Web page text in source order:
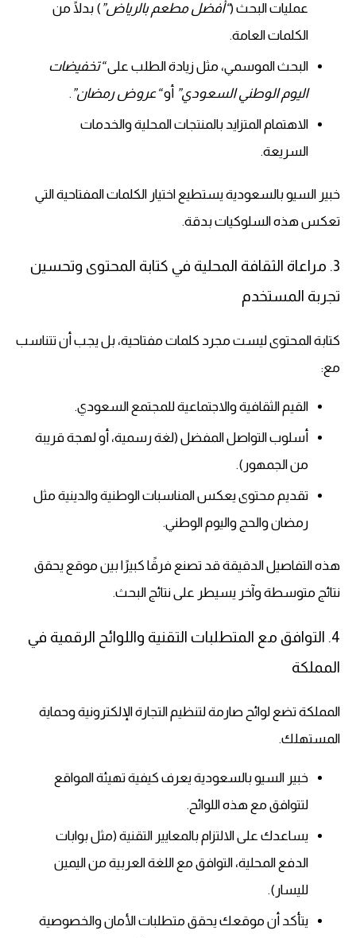
عمليات البحث (“أفضل مطعم بالرياض” ) بدلًا من
الكلمات العامة.
البحث الموسمي، مثل زيادة الطلب على“تخفيضات
اليوم الوطني السعودي” أو“عروض رمضان” .
الاهتمام المتزايد بالمنتجات المحلية والخدمات
السريعة.
خبير السيو بالسعودية يستطيع اختيار الكلمات المفتاحية التي
تعكس هذه السلوكيات بدقة.
3. مراعاة الثقافة المحلية في كتابة المحتوى وتحسين
تجربة المستخدم
كتابة المحتوى ليست مجرد كلمات مفتاحية، بل يجب أن تتناسب
مع:
القيم الثقافية والاجتماعية للمجتمع السعودي.
أسلوب التواصل المفضل (لغة رسمية، أو لهجة قريبة
من الجمهور).
تقديم محتوى يعكس المناسبات الوطنية والدينية مثل
رمضان والحج واليوم الوطني.
هذه التفاصيل الدقيقة قد تصنع فرقًا كبيرًا بين موقع يحقق
نتائج متوسطة وآخر يسيطر على نتائج البحث.
4. التوافق مع المتطلبات التقنية واللوائح الرقمية في
المملكة
المملكة تضع لوائح صارمة لتنظيم التجارة الإلكترونية وحماية
المستهلك.
خبير السيو بالسعودية يعرف كيفية تهيئة المواقع
لتتوافق مع هذه اللوائح.
يساعدك على الالتزام بالمعايير التقنية (مثل بوابات
الدفع المحلية، التوافق مع اللغة العربية من اليمين
لليسار).
يتأكد أن موقعك يحقق متطلبات الأمان والخصوصية